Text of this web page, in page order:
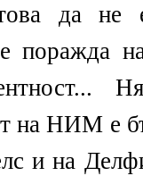
да не
поражда
на НИМ е
и на